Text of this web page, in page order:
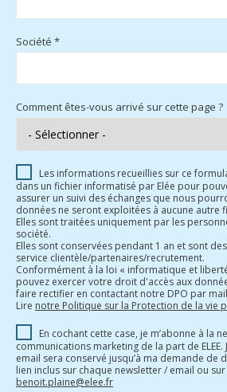
Société *
Comment êtes-vous arrivé sur cette page ?
Les informations recueillies sur ce
dans un fichier informatisé par Elée pour
assurer un suivi des échanges que nous
données ne seront exploitées à aucune autre
Elles sont traitées uniquement par les
société.
Elles sont conservées pendant 1 an et sont
service clientèle/partenaires/recrutement.
Conformément à la loi « informatique et
pouvez exercer votre droit d'accès aux
faire rectifier en contactant notre DPO par
Lire notre Politique sur la Protection de la vie
En cochant cette case, je m’abonne à la
communications marketing de la part de
email sera conservé jusqu’à ma demande de
lien inclus sur chaque newsletter / email ou
benoit.plaine@elee.fr